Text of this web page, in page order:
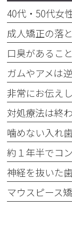
40代・50代女
成人矯正の落
噛めない入れ